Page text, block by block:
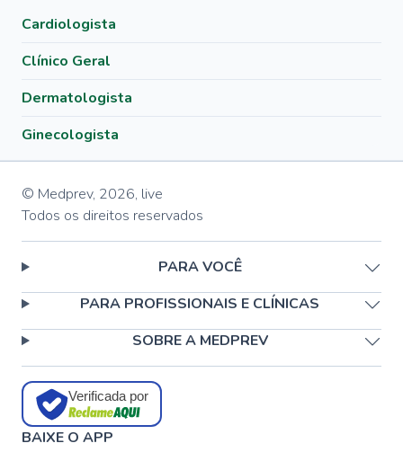
Cardiologista
Clínico Geral
Dermatologista
Ginecologista
© Medprev, 2026, live
Todos os direitos reservados
PARA VOCÊ
PARA PROFISSIONAIS E CLÍNICAS
SOBRE A MEDPREV
Verificada por
BAIXE O APP